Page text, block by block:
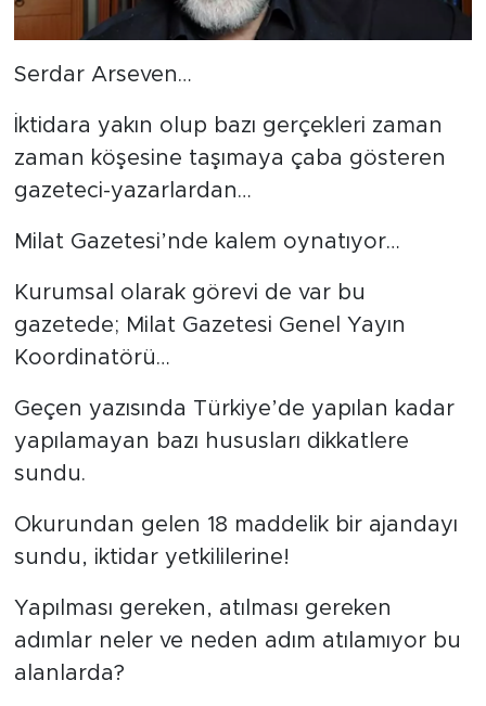
Serdar Arseven…
İktidara yakın olup bazı gerçekleri zaman
zaman köşesine taşımaya çaba gösteren
gazeteci-yazarlardan…
Milat Gazetesi’nde kalem oynatıyor…
Kurumsal olarak görevi de var bu
gazetede; Milat Gazetesi Genel Yayın
Koordinatörü…
Geçen yazısında Türkiye’de yapılan kadar
yapılamayan bazı hususları dikkatlere
sundu.
Okurundan gelen 18 maddelik bir ajandayı
sundu, iktidar yetkililerine!
Yapılması gereken, atılması gereken
adımlar neler ve neden adım atılamıyor bu
alanlarda?